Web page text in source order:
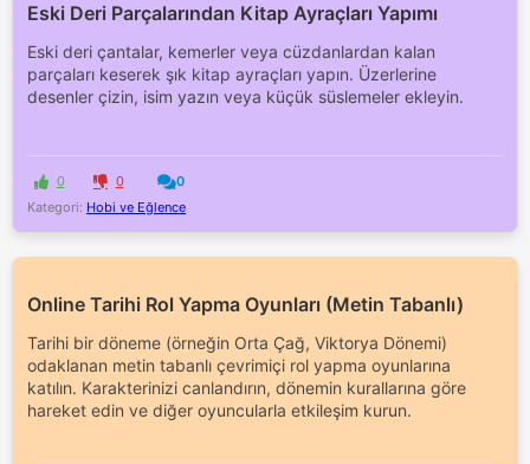
Eski Deri Parçalarından Kitap Ayraçları Yapımı
Eski deri çantalar, kemerler veya cüzdanlardan kalan
parçaları keserek şık kitap ayraçları yapın. Üzerlerine
desenler çizin, isim yazın veya küçük süslemeler ekleyin.
0 0
0
Kategori: Hobi ve Eğlence
Online Tarihi Rol Yapma Oyunları (Metin Tabanlı)
Tarihi bir döneme (örneğin Orta Çağ, Viktorya Dönemi)
odaklanan metin tabanlı çevrimiçi rol yapma oyunlarına
katılın. Karakterinizi canlandırın, dönemin kurallarına göre
hareket edin ve diğer oyuncularla etkileşim kurun.